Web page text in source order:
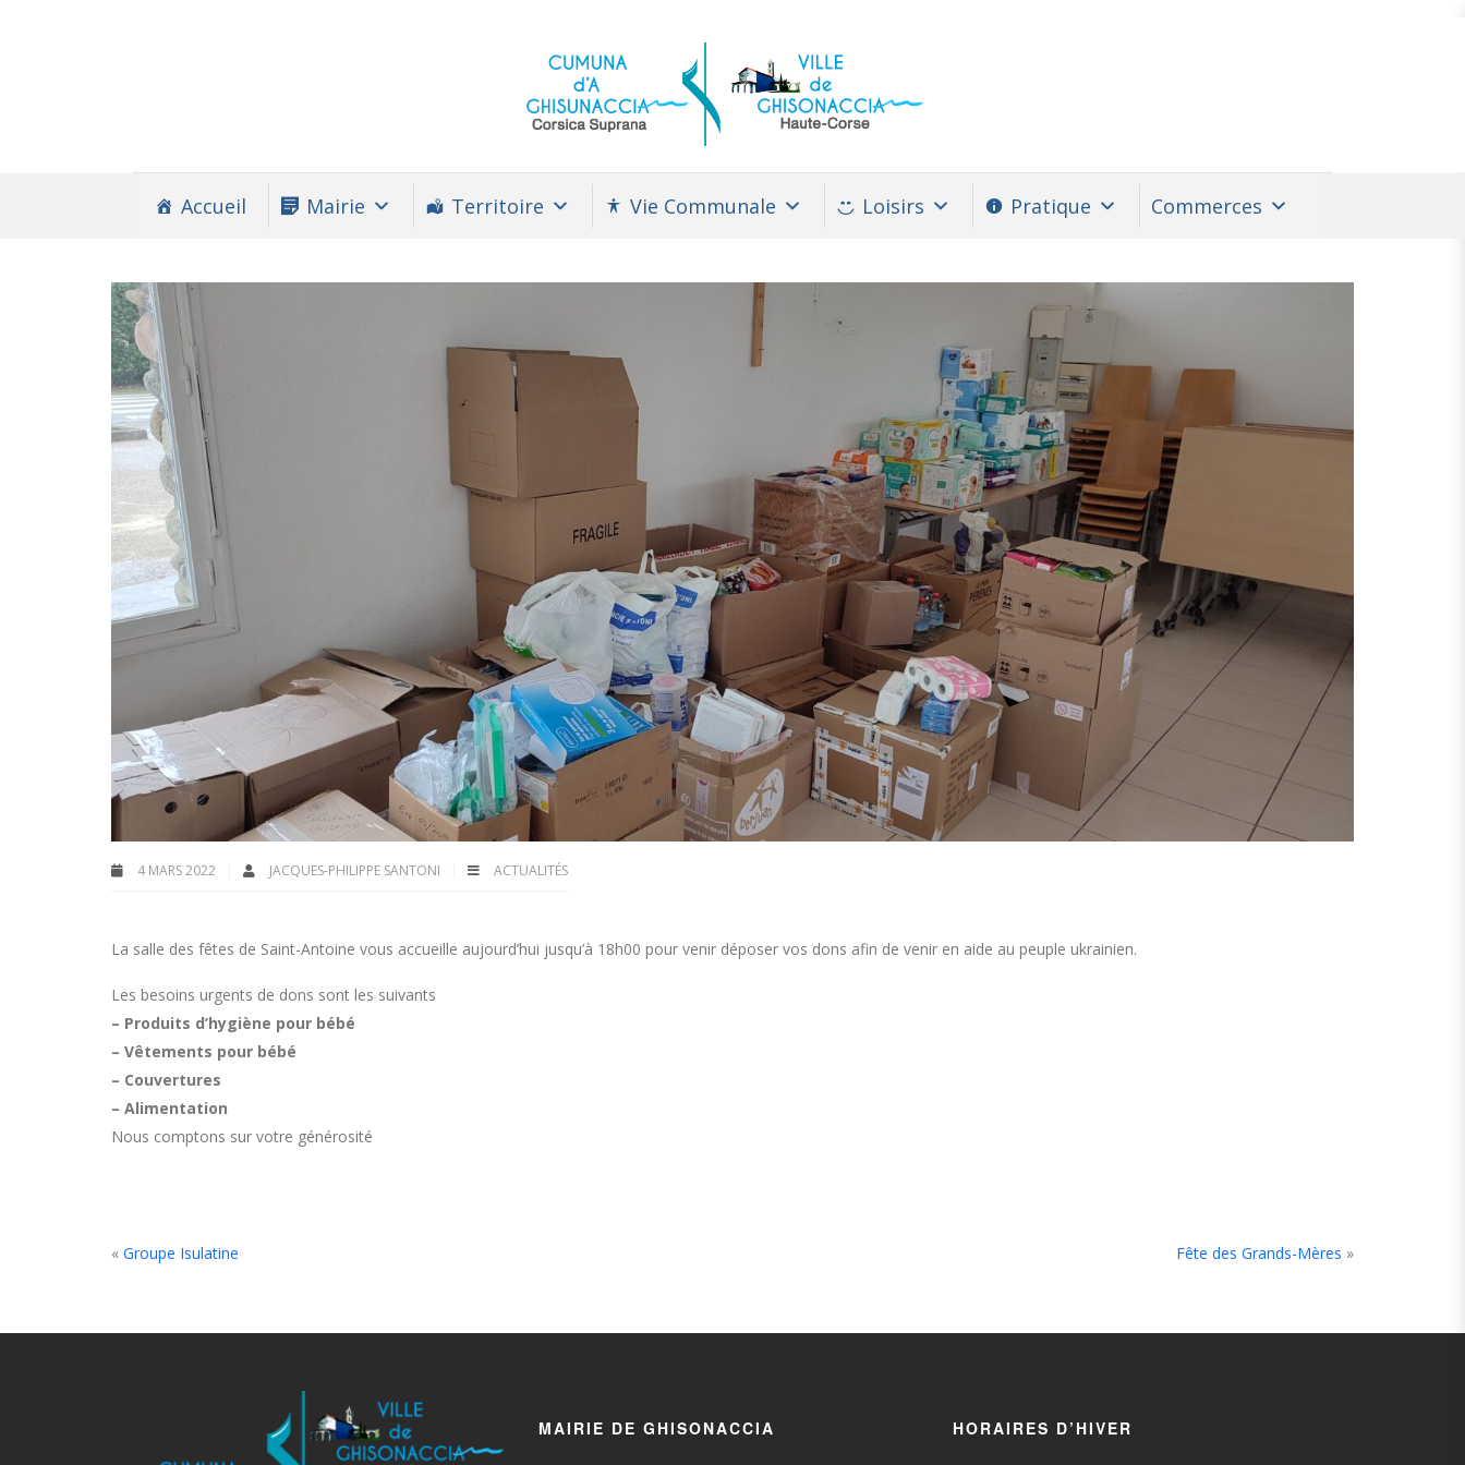
Accueil Mairie Territoire Vie Communale Loisirs Pratique Commerces
4 MARS 2022 JACQUES-PHILIPPE SANTONI ACTUALITÉS
La salle des fêtes de Saint-Antoine vous accueille aujourd’hui jusqu’à 18h00 pour venir déposer vos dons afin de venir en aide au peuple ukrainien.
Les besoins urgents de dons sont les suivants
– Produits d’hygiène pour bébé
– Vêtements pour bébé
– Couvertures
– Alimentation
Nous comptons sur votre générosité
« Groupe Isulatine Fête des Grands-Mères »
MAIRIE DE GHISONACCIA HORAIRES D’HIVER